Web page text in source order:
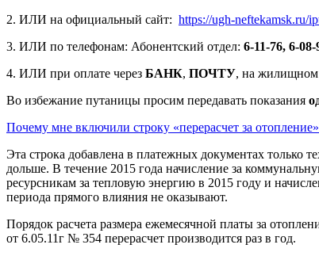
2. ИЛИ на официальный сайт: https://ugh-neftekamsk.ru/
3. ИЛИ по телефонам: Абонентский отдел: 6-11-76, 6-08-
4. ИЛИ при оплате через БАНК, ПОЧТУ, на жилищном
Во избежание путаницы просим передавать показания
Почему мне включили строку «перерасчет за
Эта строка добавлена в платежных документах
дольше. В течение 2015 года начисление за
ресурсникам за тепловую энергию в 2015 году и
периода прямого влияния не оказывают.
Порядок расчета размера ежемесячной платы за
от 6.05.11г № 354 перерасчет производится раз в год.